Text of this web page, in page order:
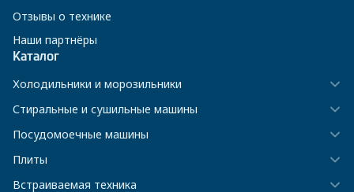
Отзывы о технике
Наши партнёры
Каталог
Холодильники и морозильники
Стиральные и сушильные машины
Посудомоечные машины
Плиты
Встраиваемая техника